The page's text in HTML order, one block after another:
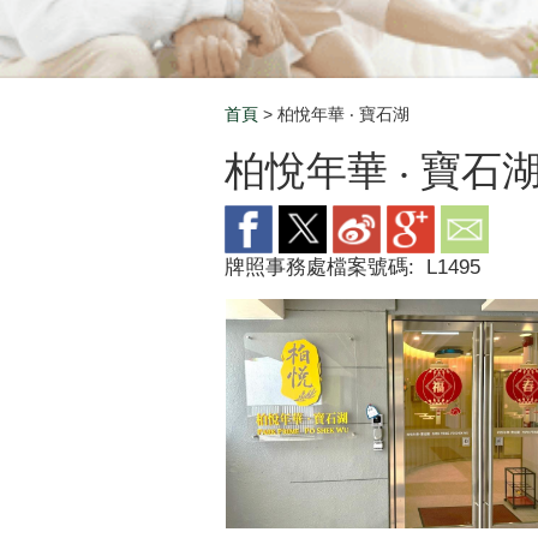
Breadcrumb
首頁 > 柏悅年華 ‧ 寶石湖
柏悅年華 ‧ 寶石
牌照事務處檔案號碼: L1495